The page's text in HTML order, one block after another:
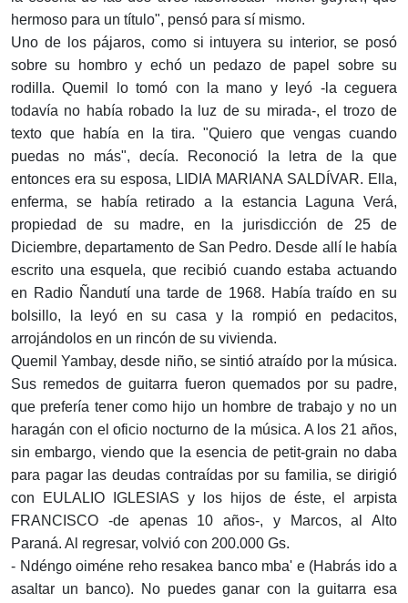
hermoso para un título", pensó para sí mismo.
Uno de los pájaros, como si intuyera su interior, se posó
sobre su hombro y echó un pedazo de papel sobre su
rodilla. Quemil lo tomó con la mano y leyó -la ceguera
todavía no había robado la luz de su mirada-, el trozo de
texto que había en la tira. "Quiero que vengas cuando
puedas no más", decía. Reconoció la letra de la que
entonces era su esposa, LIDIA MARIANA SALDÍVAR. Ella,
enferma, se había retirado a la estancia Laguna Verá,
propiedad de su madre, en la jurisdicción de 25 de
Diciembre, departamento de San Pedro. Desde allí le había
escrito una esquela, que recibió cuando estaba actuando
en Radio Ñandutí una tarde de 1968. Había traído en su
bolsillo, la leyó en su casa y la rompió en pedacitos,
arrojándolos en un rincón de su vivienda.
Quemil Yambay, desde niño, se sintió atraído por la música.
Sus remedos de guitarra fueron quemados por su padre,
que prefería tener como hijo un hombre de trabajo y no un
haragán con el oficio nocturno de la música. A los 21 años,
sin embargo, viendo que la esencia de petit-grain no daba
para pagar las deudas contraídas por su familia, se dirigió
con EULALIO IGLESIAS y los hijos de éste, el arpista
FRANCISCO -de apenas 10 años-, y Marcos, al Alto
Paraná. Al regresar, volvió con 200.000 Gs.
- Ndéngo oiméne reho resakea banco mba' e (Habrás ido a
asaltar un banco). No puedes ganar con la guitarra esa